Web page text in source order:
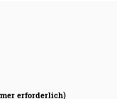
und Begriffen
oft schon in
erforderlich)